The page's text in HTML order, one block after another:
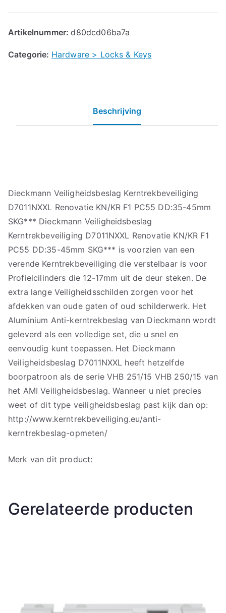
Artikelnummer:d80dcd06ba7a
Categorie: Hardware > Locks & Keys
Beschrijving
Dieckmann Veiligheidsbeslag Kerntrekbeveiliging
D7011NXXL Renovatie KN/KR F1 PC55 DD:35-45mm
SKG*** Dieckmann Veiligheidsbeslag
Kerntrekbeveiliging D7011NXXL Renovatie KN/KR F1
PC55 DD:35-45mm SKG*** is voorzien van een
verende Kerntrekbeveiliging die verstelbaar is voor
Profielcilinders die 12-17mm uit de deur steken. De
extra lange Veiligheidsschilden zorgen voor het
afdekken van oude gaten of oud schilderwerk. Het
Aluminium Anti-kerntrekbeslag van Dieckmann wordt
geleverd als een volledige set, die u snel en
eenvoudig kunt toepassen. Het Dieckmann
Veiligheidsbeslag D7011NXXL heeft hetzelfde
boorpatroon als de serie VHB 251/15 VHB 250/15 van
het AMI Veiligheidsbeslag. Wanneer u niet precies
weet of dit type veiligheidsbeslag past kijk dan op:
http://www.kerntrekbeveiliging.eu/anti-
kerntrekbeslag-opmeten/
Merk van dit product:
Gerelateerde producten